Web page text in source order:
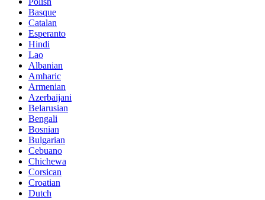
Basque
Catalan
Esperanto
Hindi
Lao
Albanian
Amharic
Armenian
Azerbaijani
Belarusian
Bengali
Bosnian
Bulgarian
Cebuano
Chichewa
Corsican
Croatian
Dutch